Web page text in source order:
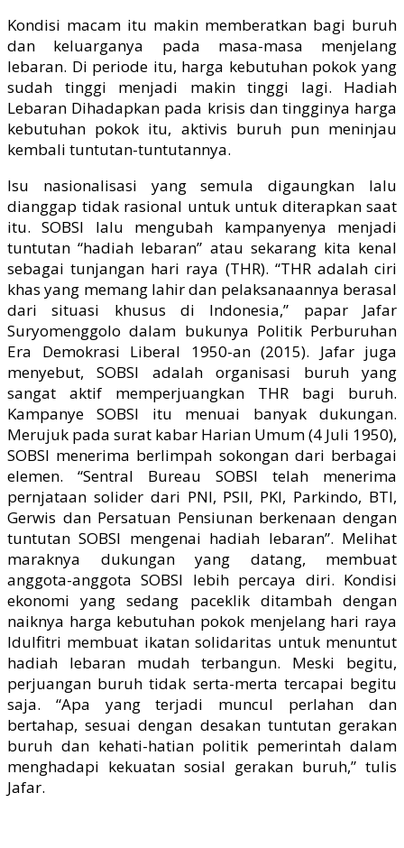
Kondisi macam itu makin memberatkan bagi buruh
dan keluarganya pada masa-masa menjelang
lebaran. Di periode itu, harga kebutuhan pokok yang
sudah tinggi menjadi makin tinggi lagi. Hadiah
Lebaran Dihadapkan pada krisis dan tingginya harga
kebutuhan pokok itu, aktivis buruh pun meninjau
kembali tuntutan-tuntutannya.
Isu nasionalisasi yang semula digaungkan lalu
dianggap tidak rasional untuk untuk diterapkan saat
itu. SOBSI lalu mengubah kampanyenya menjadi
tuntutan “hadiah lebaran” atau sekarang kita kenal
sebagai tunjangan hari raya (THR). “THR adalah ciri
khas yang memang lahir dan pelaksanaannya berasal
dari situasi khusus di Indonesia,” papar Jafar
Suryomenggolo dalam bukunya Politik Perburuhan
Era Demokrasi Liberal 1950-an (2015). Jafar juga
menyebut, SOBSI adalah organisasi buruh yang
sangat aktif memperjuangkan THR bagi buruh.
Kampanye SOBSI itu menuai banyak dukungan.
Merujuk pada surat kabar Harian Umum (4 Juli 1950),
SOBSI menerima berlimpah sokongan dari berbagai
elemen. “Sentral Bureau SOBSI telah menerima
pernjataan solider dari PNI, PSII, PKI, Parkindo, BTI,
Gerwis dan Persatuan Pensiunan berkenaan dengan
tuntutan SOBSI mengenai hadiah lebaran”. Melihat
maraknya dukungan yang datang, membuat
anggota-anggota SOBSI lebih percaya diri. Kondisi
ekonomi yang sedang paceklik ditambah dengan
naiknya harga kebutuhan pokok menjelang hari raya
Idulfitri membuat ikatan solidaritas untuk menuntut
hadiah lebaran mudah terbangun. Meski begitu,
perjuangan buruh tidak serta-merta tercapai begitu
saja. “Apa yang terjadi muncul perlahan dan
bertahap, sesuai dengan desakan tuntutan gerakan
buruh dan kehati-hatian politik pemerintah dalam
menghadapi kekuatan sosial gerakan buruh,” tulis
Jafar.